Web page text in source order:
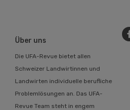
Über uns
Die UFA-Revue bietet allen
Schweizer Landwirtinnen und
Landwirten individuelle berufliche
Problemlösungen an. Das UFA-
Revue Team steht in engem